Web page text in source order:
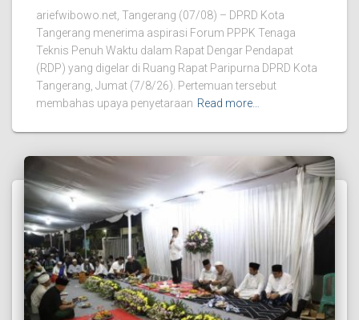
ariefwibowo.net, Tangerang (07/08) – DPRD Kota
Tangerang menerima aspirasi Forum PPPK Tenaga
Teknis Penuh Waktu dalam Rapat Dengar Pendapat
(RDP) yang digelar di Ruang Rapat Paripurna DPRD Kota
Tangerang, Jumat (7/8/26). Pertemuan tersebut
membahas upaya penyetaraan Read more…